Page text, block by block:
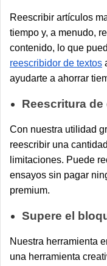
Reescribir artículos
tiempo y, a menudo,
contenido, lo que
reescribidor de textos
ayudarte a ahorrar
Reescritura
Con nuestra utilidad
reescribir una
limitaciones. Puede
ensayos sin pagar
premium.
Supere el
Nuestra herramienta
una herramienta